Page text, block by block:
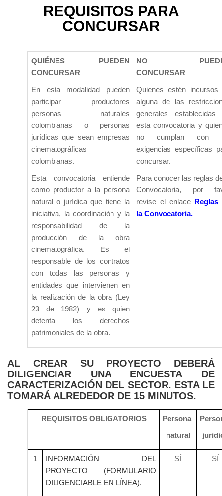
REQUISITOS PARA
CONCURSAR
QUIÉNES PUEDEN
CONCURSAR
En esta modalidad pueden
participar productores
personas naturales
colombianas o personas
jurídicas que sean empresas
cinematográficas
colombianas.
Esta convocatoria entiende
como productor a la persona
natural o jurídica que tiene la
iniciativa, la coordinación y la
responsabilidad de la
producción de la obra
cinematográfica. Es el
responsable de los contratos
con todas las personas y
entidades que intervienen en
la realización de la obra (Ley
23 de 1982) y es quien
detenta los derechos
patrimoniales de la obra.
NO
CONCURSAR
Quienes estén incursos
alguna de las
generales establecidas
esta convocatoria y
no cumplan con
exigencias específicas
concursar.
Para conocer las reglas
Convocatoria, por
revise el enlace Reglas
la Convocatoria.
AL CREAR SU PROYECTO DEBERÁ
DILIGENCIAR UNA ENCUESTA DE
CARACTERIZACIÓN DEL SECTOR. ESTA LE
TOMARÁ ALREDEDOR DE 15 MINUTOS.
REQUISITOS OBLIGATORIOS
Persona
natural
1
INFORMACIÓN DEL
PROYECTO (FORMULARIO
DILIGENCIABLE EN LÍNEA).
SÍ SÍ